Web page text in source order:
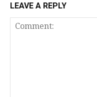
LEAVE A REPLY